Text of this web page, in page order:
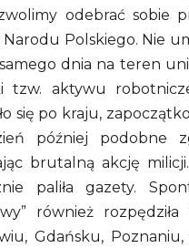
odebrać sobie
Polskiego. Nie
dnia na teren
tzw. aktywu
się po kraju,
później podobne
brutalną akcję
paliła gazety.
również
Gdańsku,